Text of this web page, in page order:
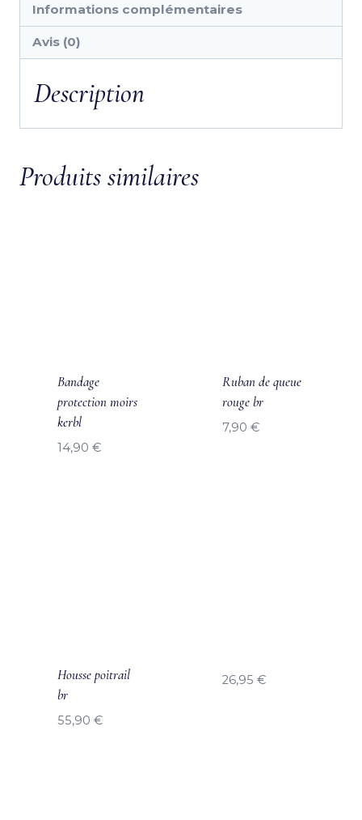
Informations complémentaires
Avis (0)
Description
Produits similaires
Bandage
protection moirs
kerbl
14,90 €
Ruban de queue
rouge br
7,90 €
Housse poitrail
br
55,90 €
26,95 €